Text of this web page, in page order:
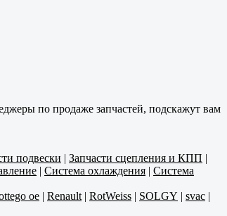
по продаже запчастей, подскажут вам
подвески | Запчасти сцепления и КПП |
| Система охлаждения | Система
oe | Renault | RotWeiss | SOLGY | svac |